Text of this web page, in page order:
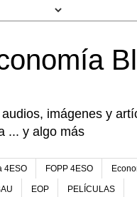
imágenes y
... y algo más
4ESO FOPP 4ESO
EOP PELÍCULAS